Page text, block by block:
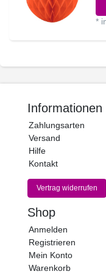
*
Informationen
Zahlungsarten
Versand
Hilfe
Kontakt
Vertrag widerrufen
Shop
Anmelden
Registrieren
Mein Konto
Warenkorb